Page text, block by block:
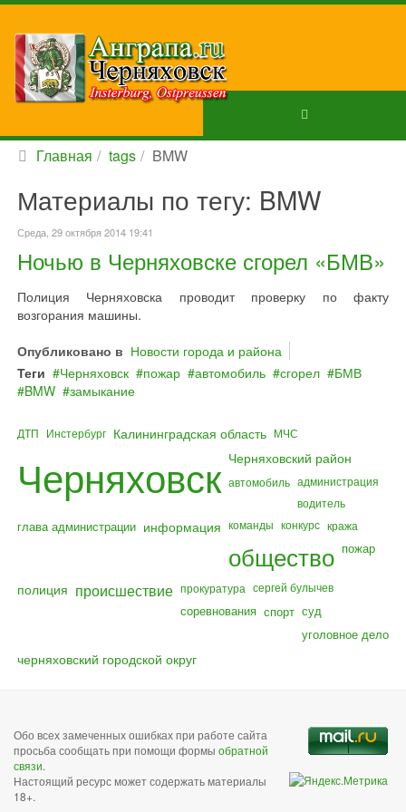
Главная tags BMW
Материалы по тегу: BMW
Среда, 29 октября 2014 19:41
Ночью в Черняховске сгорел «БМВ»
Полиция Черняховска проводит проверку по факту
возгорания машины.
Опубликовано в Новости города и района
Теги
Черняховск пожар автомобиль сгорел
БМВ
BMW
замыкание
ДТП Инстербург Калининградская область МЧС
Черняховск Черняховский район
автомобиль администрация
водитель
глава администрации информация команды конкурс кража
общество пожар
полиция происшествие прокуратура сергей булычев
соревнования спорт суд
уголовное дело
черняховский городской округ
Обо всех замеченных ошибках при работе сайта
просьба сообщать при помощи формы обратной
связи.
Настоящий ресурс может содержать материалы
18+.